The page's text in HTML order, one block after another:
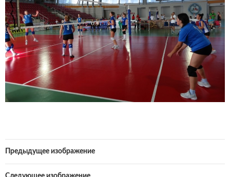
Предыдущее изображение